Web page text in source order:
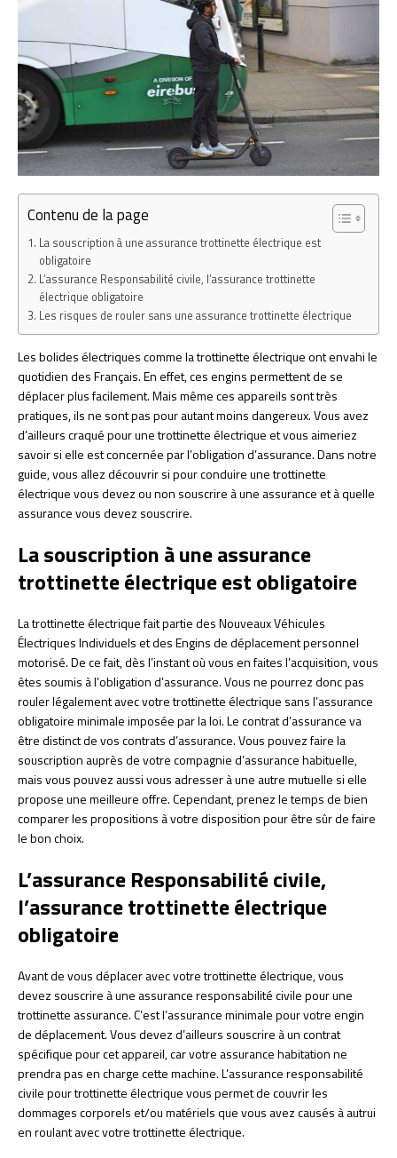
Contenu de la page
La souscription à une assurance trottinette électrique est
obligatoire
L’assurance Responsabilité civile, l’assurance trottinette
électrique obligatoire
Les risques de rouler sans une assurance trottinette électrique
Les bolides électriques comme la trottinette électrique ont envahi le
quotidien des Français. En effet, ces engins permettent de se
déplacer plus facilement. Mais même ces appareils sont très
pratiques, ils ne sont pas pour autant moins dangereux. Vous avez
d’ailleurs craqué pour une trottinette électrique et vous aimeriez
savoir si elle est concernée par l’obligation d’assurance. Dans notre
guide, vous allez découvrir si pour conduire une trottinette
électrique vous devez ou non souscrire à une assurance et à quelle
assurance vous devez souscrire.
La souscription à une assurance
trottinette électrique est obligatoire
La trottinette électrique fait partie des Nouveaux Véhicules
Électriques Individuels et des Engins de déplacement personnel
motorisé. De ce fait, dès l’instant où vous en faites l’acquisition, vous
êtes soumis à l’obligation d’assurance. Vous ne pourrez donc pas
rouler légalement avec votre trottinette électrique sans l’assurance
obligatoire minimale imposée par la loi. Le contrat d’assurance va
être distinct de vos contrats d’assurance. Vous pouvez faire la
souscription auprès de votre compagnie d’assurance habituelle,
mais vous pouvez aussi vous adresser à une autre mutuelle si elle
propose une meilleure offre. Cependant, prenez le temps de bien
comparer les propositions à votre disposition pour être sûr de faire
le bon choix.
L’assurance Responsabilité civile,
l’assurance trottinette électrique
obligatoire
Avant de vous déplacer avec votre trottinette électrique, vous
devez souscrire à une assurance responsabilité civile pour une
trottinette assurance. C’est l’assurance minimale pour votre engin
de déplacement. Vous devez d’ailleurs souscrire à un contrat
spécifique pour cet appareil, car votre assurance habitation ne
prendra pas en charge cette machine. L’assurance responsabilité
civile pour trottinette électrique vous permet de couvrir les
dommages corporels et/ou matériels que vous avez causés à autrui
en roulant avec votre trottinette électrique.